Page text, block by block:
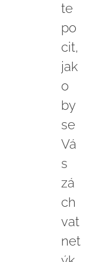
te
po
cit,
jak
o
by
se
Vá
s
zá
ch
vat
net